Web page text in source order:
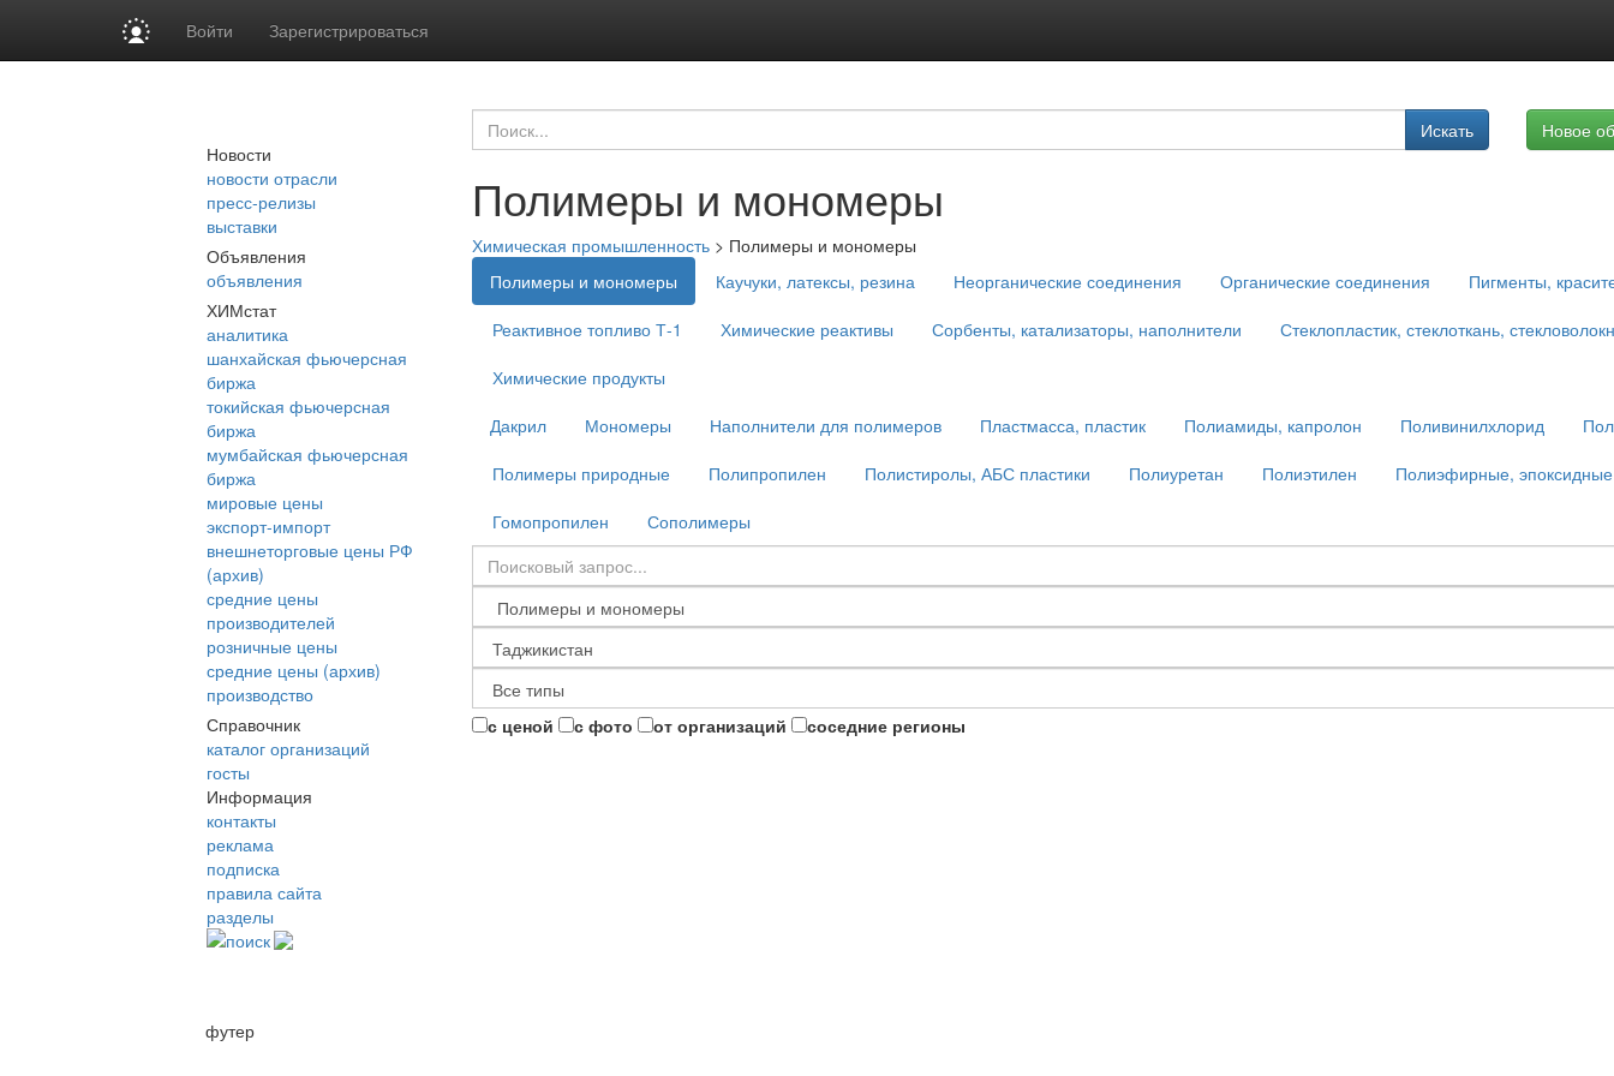
Войти Зарегистрироваться
Новости
новости отрасли
пресс-релизы
выставки
Объявления
объявления
ХИМстат
аналитика
шанхайская фьючерсная
биржа
токийская фьючерсная
биржа
мумбайская фьючерсная
биржа
мировые цены
экспорт-импорт
внешнеторговые цены РФ
(архив)
средние цены
производителей
розничные цены
средние цены (архив)
производство
Справочник
каталог организаций
госты
Информация
контакты
реклама
подписка
правила сайта
разделы
поиск
Искать Новое
Полимеры и мономеры
Химическая промышленность > Полимеры и мономеры
Полимеры и мономеры
Каучуки, латексы, резина Неорганические соединения Органические соединения
Пигменты,
Реактивное топливо Т-1
Химические реактивы Сорбенты, катализаторы, наполнители
Стеклопластик, стеклоткань,
Химические продукты
Дакрил
Мономеры Наполнители для полимеров Пластмасса, пластик Полиамиды, капролон Поливинилхлорид
Полимеры природные
Полипропилен Полистиролы, АБС пластики Полиуретан Полиэтилен
Полиэфирные,
Гомопропилен
Сополимеры
с ценой с фото от организаций соседние регионы
футер